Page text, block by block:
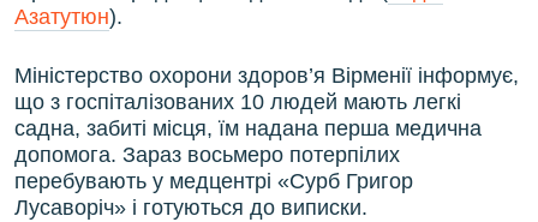
Азатутюн).
Міністерство охорони здоров’я Вірменії інформує,
що з госпіталізованих 10 людей мають легкі
садна, забиті місця, їм надана перша медична
допомога. Зараз восьмеро потерпілих
перебувають у медцентрі «Сурб Григор
Лусаворіч» і готуються до виписки.